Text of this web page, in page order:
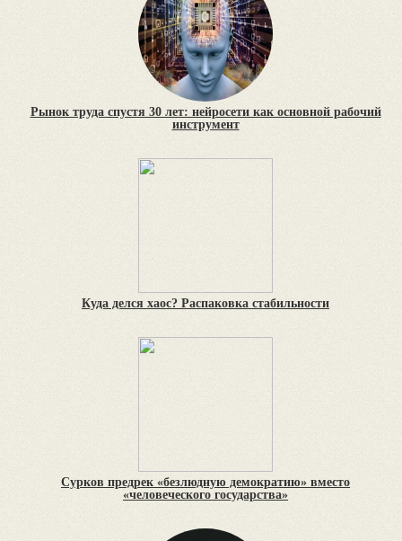
Рынок труда спустя 30 лет: нейросети как основной рабочий
инструмент
Куда делся хаос? Распаковка стабильности
Сурков предрек «безлюдную демократию» вместо
«человеческого государства»